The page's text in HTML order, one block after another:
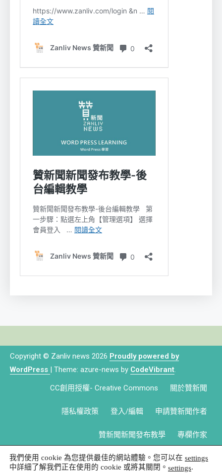
Copyright © Zanliv news 2026 Proudly powered by
WordPress | Theme: azure-news by CodeVibrant.
CC創用授權- Creative Commons 關於贊新聞
隱私權政策 登入/編輯 申請贊新聞作者
贊新聞新聞發布教學 專欄作家
我們使用 cookie 為您提供最佳的網站體驗。您可以在 settings
中詳細了解我們正在使用的 cookie 或將其關閉。 settings.